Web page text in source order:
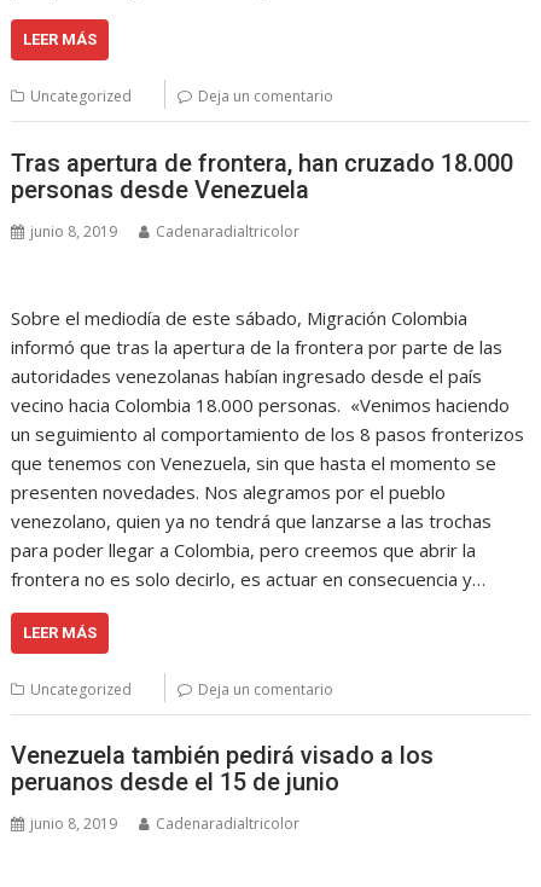
LEER MÁS
Uncategorized Deja un comentario
Tras apertura de frontera, han cruzado 18.000
personas desde Venezuela
junio 8, 2019 Cadenaradialtricolor
Sobre el mediodía de este sábado, Migración Colombia
informó que tras la apertura de la frontera por parte de las
autoridades venezolanas habían ingresado desde el país
vecino hacia Colombia 18.000 personas. «Venimos haciendo
un seguimiento al comportamiento de los 8 pasos fronterizos
que tenemos con Venezuela, sin que hasta el momento se
presenten novedades. Nos alegramos por el pueblo
venezolano, quien ya no tendrá que lanzarse a las trochas
para poder llegar a Colombia, pero creemos que abrir la
frontera no es solo decirlo, es actuar en consecuencia y…
LEER MÁS
Uncategorized Deja un comentario
Venezuela también pedirá visado a los
peruanos desde el 15 de junio
junio 8, 2019 Cadenaradialtricolor